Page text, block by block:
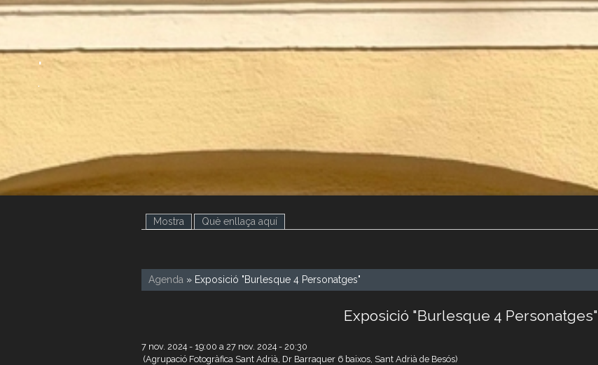
.
.
Mostra (pestanya activa)
Què enllaça aquí
Agenda » Exposició "Burlesque 4 Personatges"
Exposició "Burlesque 4 Personatges"
7 nov. 2024 - 19:00 a 27 nov. 2024 - 20:30
(Agrupació Fotogràfica Sant Adrià, Dr Barraquer 6 baixos, Sant Adrià de Besós)